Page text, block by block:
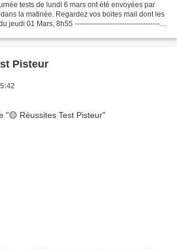
tests de lundi 6 mars ont été envoyées par
la matinée. Regardez vos boites mail dont les
jeudi 01 Mars, 8h55 ---------------------------------------
Pisteur